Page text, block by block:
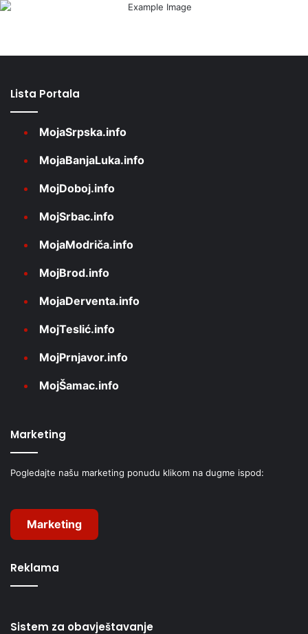
Lista Portala
MojaSrpska.info
MojaBanjaLuka.info
MojDoboj.info
MojSrbac.info
MojaModriča.info
MojBrod.info
MojaDerventa.info
MojTeslić.info
MojPrnjavor.info
MojŠamac.info
Marketing
Pogledajte našu marketing ponudu klikom na dugme ispod:
Marketing
Reklama
Sistem za obavještavanje